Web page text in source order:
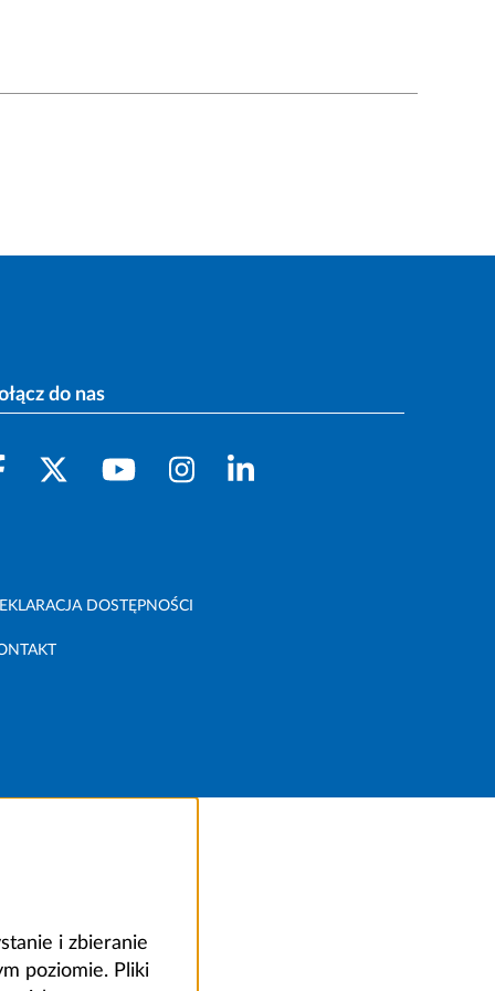
do nas
DOSTĘPNOŚCI
i zbieranie
poziomie. Pliki